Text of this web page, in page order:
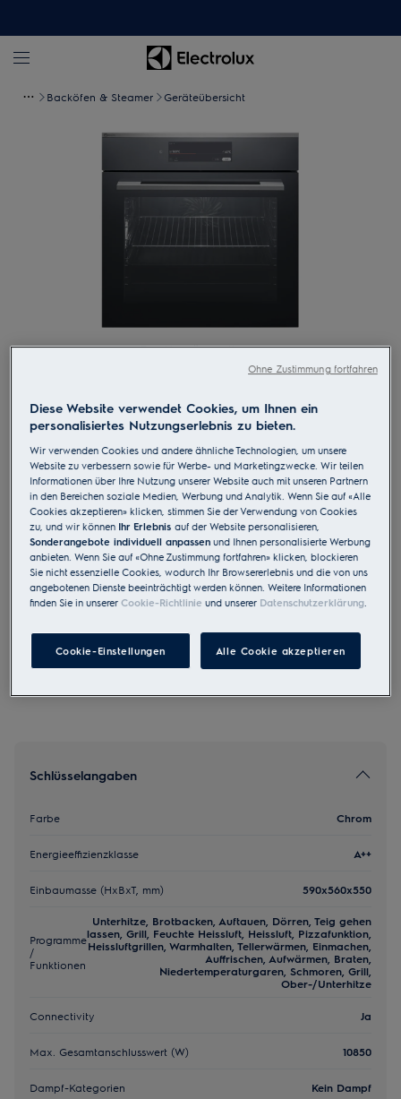
Backöfen & Steamer Geräteübersicht
Zum Vergrössern tippen
EB6PL40CN
Einbaubackofen EURO Chrom
4.6 (46)
EU Produkt Fiche
CHF 3’100.00
UVP inkl. MwSt CHF (exkl. vRB)
Schlüsselangaben
Farbe Chrom
Energieeffizienzklasse A++
Einbaumasse (HxBxT, mm) 590x560x550
Programme
/
Funktionen
Unterhitze, Brotbacken, Auftauen, Dörren, Teig gehen
lassen, Grill, Feuchte Heissluft, Heissluft, Pizzafunktion,
Heissluftgrillen, Warmhalten, Tellerwärmen, Einmachen,
Auffrischen, Aufwärmen, Braten,
Niedertemperaturgaren, Schmoren, Grill,
Ober-/Unterhitze
Connectivity Ja
Max. Gesamtanschlusswert (W) 10850
Dampf-Kategorien Kein Dampf
Diese Website verwendet Cookies, um Ihnen ein
personalisiertes Nutzungserlebnis zu bieten.
Wir verwenden Cookies und andere ähnliche Technologien, um unsere
Website zu verbessern sowie für Werbe- und Marketingzwecke. Wir teilen
Informationen über Ihre Nutzung unserer Website auch mit unseren Partnern
in den Bereichen soziale Medien, Werbung und Analytik. Wenn Sie auf «Alle
Cookies akzeptieren» klicken, stimmen Sie der Verwendung von Cookies
zu, und wir können Ihr Erlebnisauf der Website personalisieren,
Sonderangebote individuell anpassen und Ihnen personalisierte Werbung
anbieten. Wenn Sie auf «Ohne Zustimmung fortfahren» klicken, blockieren
Sie nicht essenzielle Cookies, wodurch Ihr Browsererlebnis und die von uns
angebotenen Dienste beeinträchtigt werden können. Weitere Informationen
finden Sie in unsererCookie-Richtlinie und unserer Datenschutzerklärung
Cookie-Einstellungen Alle Cookie akzeptieren
Ohne Zustimmung fortfahren